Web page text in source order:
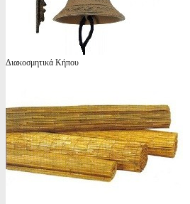
Διακοσμητικά Κήπου